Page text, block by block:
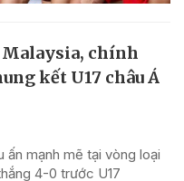
Malaysia, chính
kết U17 châu Á
ấn mạnh mẽ tại vòng loại
4-0 trước U17